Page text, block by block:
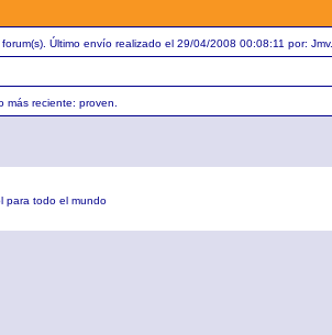
Último envío realizado el 29/04/2008 00:08:11 por: Jmv.
más reciente: proven.
para todo el mundo